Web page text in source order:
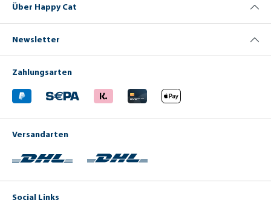
Über Happy Cat
Newsletter
Zahlungsarten
Versandarten
Social Links